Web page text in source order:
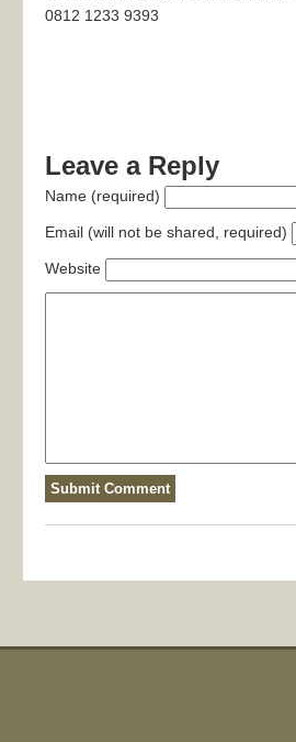
0812 1233 9393
Leave a Reply
Name (required)
Email (will not be shared, required)
Website